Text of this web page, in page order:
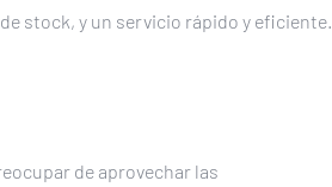
stock, y un servicio rápido y eficiente.
de aprovechar las